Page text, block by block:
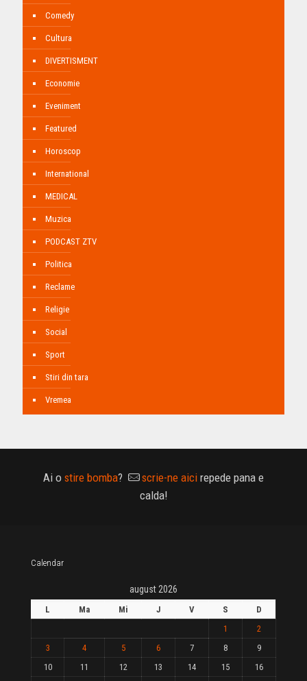
Comedy
Cultura
DIVERTISMENT
Economie
Eveniment
Featured
Horoscop
International
MEDICAL
Muzica
PODCAST ZTV
Politica
Reclame
Religie
Social
Sport
Stiri din tara
Vremea
Ai o stire bomba? scrie-ne aici repede pana e
calda!
Calendar
august 2026
L Ma Mi J V S
D
1
2
3
4 5 6 7 8
9
10
11 12 13 14 15
16